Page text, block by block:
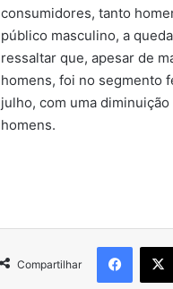
consumidores, tanto
público masculino, a
ressaltar que, apesar de
homens, foi no segmento
julho, com uma
homens.
Compartilhar